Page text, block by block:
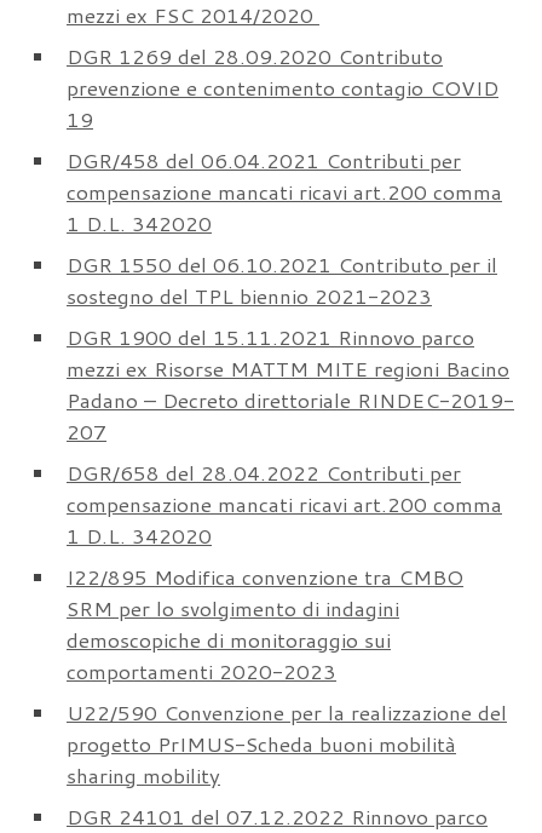
mezzi ex FSC 2014/2020
DGR 1269 del 28.09.2020 Contributo
prevenzione e contenimento contagio COVID
19
DGR/458 del 06.04.2021 Contributi per
compensazione mancati ricavi art.200 comma
1 D.L. 342020
DGR 1550 del 06.10.2021 Contributo per il
sostegno del TPL biennio 2021-2023
DGR 1900 del 15.11.2021 Rinnovo parco
mezzi ex Risorse MATTM MITE regioni Bacino
Padano – Decreto direttoriale RINDEC-2019-
207
DGR/658 del 28.04.2022 Contributi per
compensazione mancati ricavi art.200 comma
1 D.L. 342020
I22/895 Modifica convenzione tra CMBO
SRM per lo svolgimento di indagini
demoscopiche di monitoraggio sui
comportamenti 2020-2023
U22/590 Convenzione per la realizzazione del
progetto PrIMUS-Scheda buoni mobilità
sharing mobility
DGR 24101 del 07.12.2022 Rinnovo parco